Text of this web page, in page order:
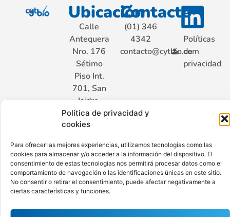
Política de privacidad y
cookies
Para ofrecer las mejores experiencias, utilizamos tecnologías como las
cookies para almacenar y/o acceder a la información del dispositivo. El
consentimiento de estas tecnologías nos permitirá procesar datos como el
comportamiento de navegación o las identificaciones únicas en este sitio.
No consentir o retirar el consentimiento, puede afectar negativamente a
ciertas características y funciones.
Ubicación
Calle
Antequera
Nro. 176
Sétimo
Piso Int.
701, San
Isidro.
Lima –
Perú
Contacto
(01) 346
4342
contacto@cytbio.com
Políticas
de
privacidad
Hecho con ♥ por Ají Limo